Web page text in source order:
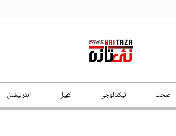
صحت ٹیکنالوجی کھیل انٹرنیشنل